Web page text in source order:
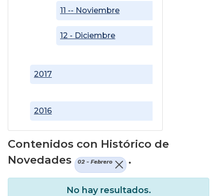
2016
2017
11 -- Noviembre
12 - Diciembre
Contenidos con Histórico de
Novedades
02 - Febrero .
No hay resultados.